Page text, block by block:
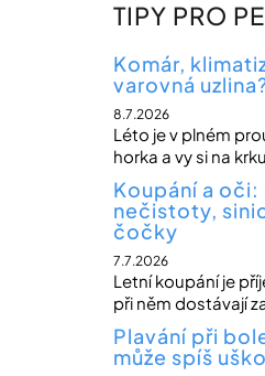
TIPY PRO
Komár,
varovná
8.7.2026
Léto je v plném
horka a vy si na
Koupání a oči:
nečistoty,
čočky
7.7.2026
Letní koupání je
při něm dostávají
Plavání při
může spíš